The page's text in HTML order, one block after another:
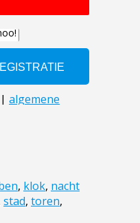
, klok, nacht
stad, toren,